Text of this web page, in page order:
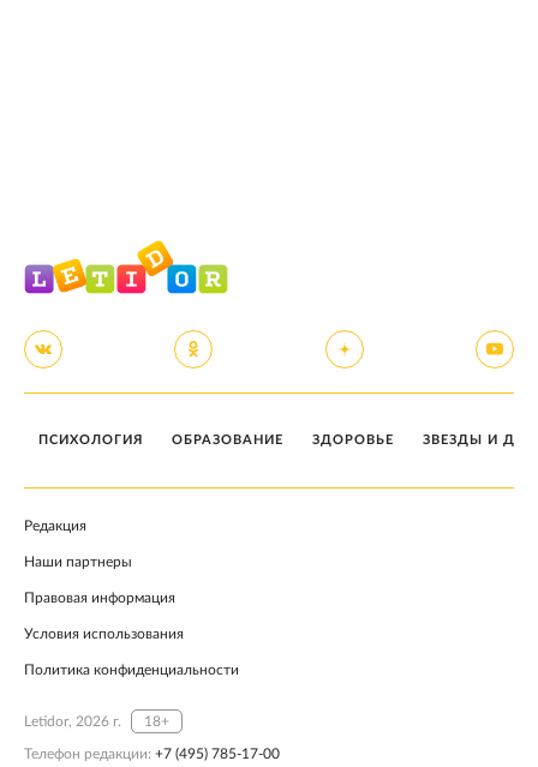
ПСИХОЛОГИЯ ОБРАЗОВАНИЕ ЗДОРОВЬЕ ЗВЕЗДЫ И
Редакция
Наши партнеры
Правовая информация
Условия использования
Политика конфиденциальности
Letidor, 2026 г. 18+
Телефон редакции: +7 (495) 785-17-00